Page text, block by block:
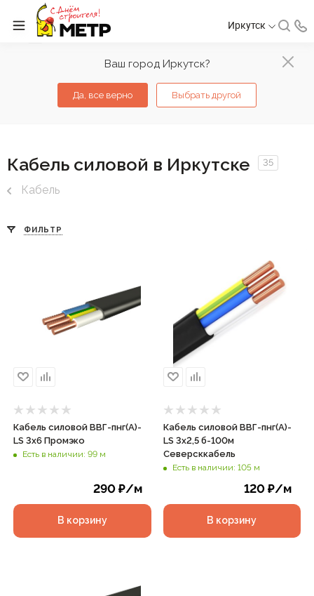
Ваш город Иркутск?
Да, все верно Выбрать другой
Иркутск
Кабель силовой в Иркутске 35
Кабель
ФИЛЬТР
Кабель силовой ВВГ-пнг(А)-
LS 3х6 Промэко
Есть в наличии: 99 м
290₽/м
В корзину
Кабель силовой ВВГ-пнг(А)-
LS 3х2,5 б-100м
Северсккабель
Есть в наличии: 105 м
120 ₽/м
В корзину